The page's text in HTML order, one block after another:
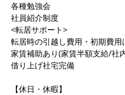
各種勉強会
社員紹介制度
<転居サポート>
転居時の引越し費用・初期費用
家賃補助あり(家賃半額支給/社
借り上げ社宅完備
【休日・休暇】